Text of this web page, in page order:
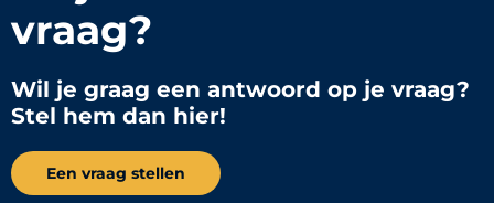
vraag?
Wil je graag een antwoord op je vraag?
Stel hem dan hier!
Een vraag stellen